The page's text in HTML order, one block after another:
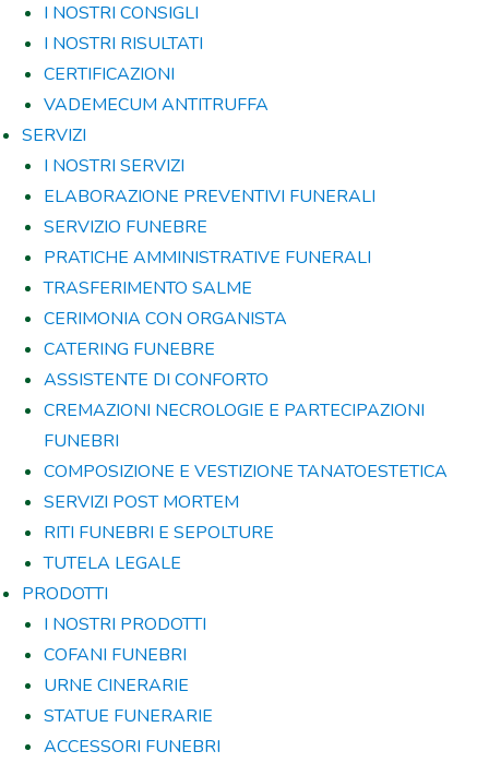
I NOSTRI CONSIGLI
I NOSTRI RISULTATI
CERTIFICAZIONI
VADEMECUM ANTITRUFFA
SERVIZI
I NOSTRI SERVIZI
ELABORAZIONE PREVENTIVI FUNERALI
SERVIZIO FUNEBRE
PRATICHE AMMINISTRATIVE FUNERALI
TRASFERIMENTO SALME
CERIMONIA CON ORGANISTA
CATERING FUNEBRE
ASSISTENTE DI CONFORTO
CREMAZIONI NECROLOGIE E PARTECIPAZIONI
FUNEBRI
COMPOSIZIONE E VESTIZIONE TANATOESTETICA
SERVIZI POST MORTEM
RITI FUNEBRI E SEPOLTURE
TUTELA LEGALE
PRODOTTI
I NOSTRI PRODOTTI
COFANI FUNEBRI
URNE CINERARIE
STATUE FUNERARIE
ACCESSORI FUNEBRI